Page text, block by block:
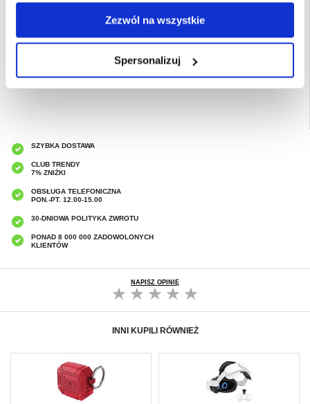
Zezwól na wszystkie
Spersonalizuj
EAN: 5714122496126
Akcesoria do telefonów,Etui & Akcesoria Motorola
Motorola Moto G75 Etui & Akcesoria
SZYBKA DOSTAWA
CLUB TRENDY
7% ZNIŻKI
OBSŁUGA TELEFONICZNA
PON.-PT. 12.00-15.00
30-DNIOWA POLITYKA ZWROTU
PONAD 8 000 000 ZADOWOLONYCH
KLIENTÓW
NAPISZ OPINIĘ
INNI KUPILI RÓWNIEŻ